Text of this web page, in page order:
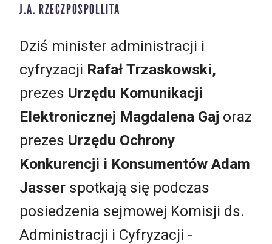
J.A. RZECZPOSPOLLITA
Dziś minister administracji i
cyfryzacji Rafał Trzaskowski,
prezes Urzędu Komunikacji
Elektronicznej Magdalena Gaj oraz
prezes Urzędu Ochrony
Konkurencji i Konsumentów Adam
Jasser spotkają się podczas
posiedzenia sejmowej Komisji ds.
Administracji i Cyfryzacji -